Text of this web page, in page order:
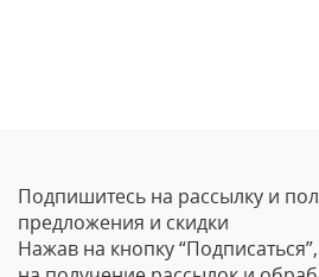
Ваше Имя
Email
Подпишитесь на рассылку и
предложения и скидки
Нажав на кнопку